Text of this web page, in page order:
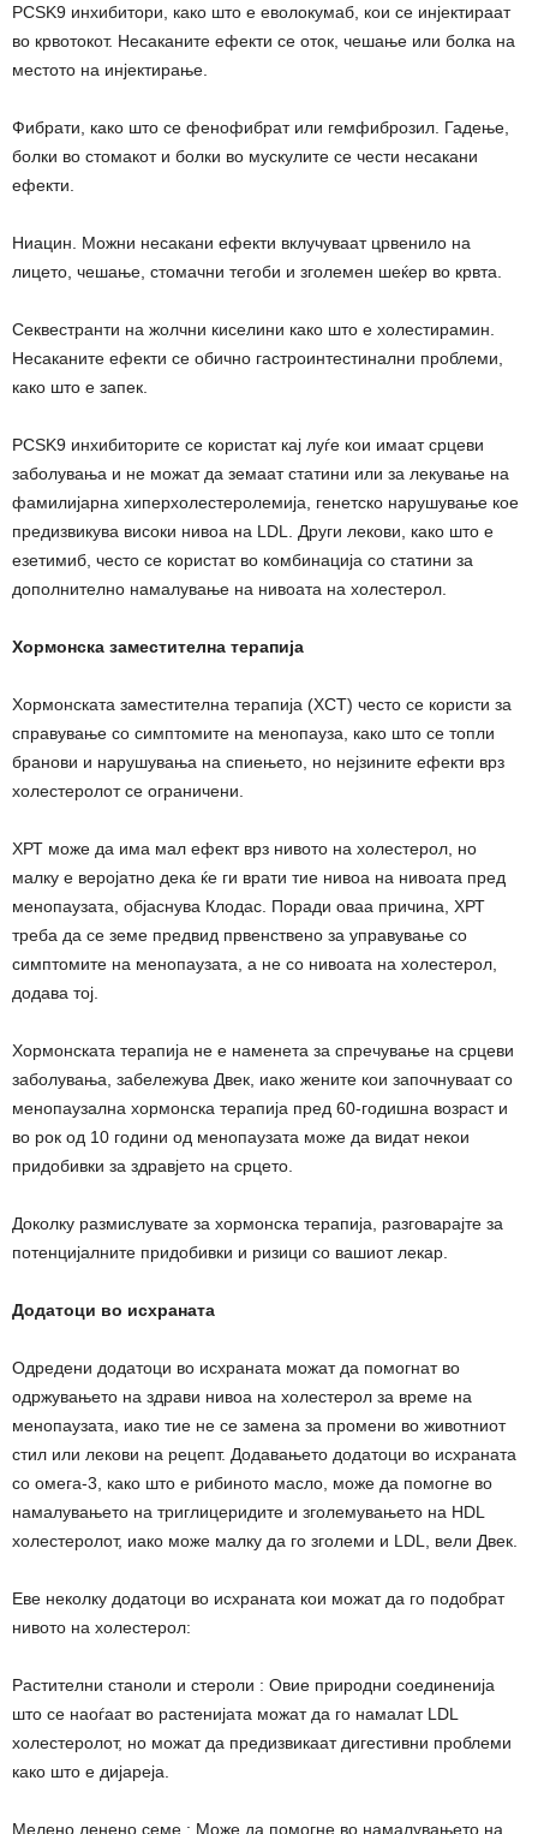
PCSK9 инхибитори, како што е еволокумаб, кои се инјектираат
во крвотокот. Несаканите ефекти се оток, чешање или болка на
местото на инјектирање.
Фибрати, како што се фенофибрат или гемфиброзил. Гадење,
болки во стомакот и болки во мускулите се чести несакани
ефекти.
Ниацин. Можни несакани ефекти вклучуваат црвенило на
лицето, чешање, стомачни тегоби и зголемен шеќер во крвта.
Секвестранти на жолчни киселини како што е холестирамин.
Несаканите ефекти се обично гастроинтестинални проблеми,
како што е запек.
PCSK9 инхибиторите се користат кај луѓе кои имаат срцеви
заболувања и не можат да земаат статини или за лекување на
фамилијарна хиперхолестеролемија, генетско нарушување кое
предизвикува високи нивоа на LDL. Други лекови, како што е
езетимиб, често се користат во комбинација со статини за
дополнително намалување на нивоата на холестерол.
Хормонска заместителна терапија
Хормонската заместителна терапија (ХСТ) често се користи за
справување со симптомите на менопауза, како што се топли
бранови и нарушувања на спиењето, но нејзините ефекти врз
холестеролот се ограничени.
ХРТ може да има мал ефект врз нивото на холестерол, но
малку е веројатно дека ќе ги врати тие нивоа на нивоата пред
менопаузата, објаснува Клодас. Поради оваа причина, ХРТ
треба да се земе предвид првенствено за управување со
симптомите на менопаузата, а не со нивоата на холестерол,
додава тој.
Хормонската терапија не е наменета за спречување на срцеви
заболувања, забележува Двек, иако жените кои започнуваат со
менопаузална хормонска терапија пред 60-годишна возраст и
во рок од 10 години од менопаузата може да видат некои
придобивки за здравјето на срцето.
Доколку размислувате за хормонска терапија, разговарајте за
потенцијалните придобивки и ризици со вашиот лекар.
Додатоци во исхраната
Одредени додатоци во исхраната можат да помогнат во
одржувањето на здрави нивоа на холестерол за време на
менопаузата, иако тие не се замена за промени во животниот
стил или лекови на рецепт. Додавањето додатоци во исхраната
со омега-3, како што е рибиното масло, може да помогне во
намалувањето на триглицеридите и зголемувањето на HDL
холестеролот, иако може малку да го зголеми и LDL, вели Двек.
Еве неколку додатоци во исхраната кои можат да го подобрат
нивото на холестерол:
Растителни станоли и стероли : Овие природни соединенија
што се наоѓаат во растенијата можат да го намалат LDL
холестеролот, но можат да предизвикаат дигестивни проблеми
како што е дијареја.
Мелено ленено семе : Може да помогне во намалувањето на